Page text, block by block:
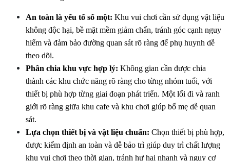
An toàn là yếu tố số một: Khu vui chơi cần sử dụng vật liệu
không độc hại, bề mặt mềm giảm chấn, tránh góc cạnh nguy
hiểm và đảm bảo đường quan sát rõ ràng để phụ huynh dễ
theo dõi.
Phân chia khu vực hợp lý: Không gian cần được chia
thành các khu chức năng rõ ràng cho từng nhóm tuổi, với
thiết bị phù hợp từng giai đoạn phát triển. Một lối đi và ranh
giới rõ ràng giữa khu cafe và khu chơi giúp bố mẹ dễ quan
sát.
Lựa chọn thiết bị và vật liệu chuẩn: Chọn thiết bị phù hợp,
được kiểm định an toàn và dễ bảo trì giúp duy trì chất lượng
khu vui chơi theo thời gian, tránh hư hại nhanh và nguy cơ